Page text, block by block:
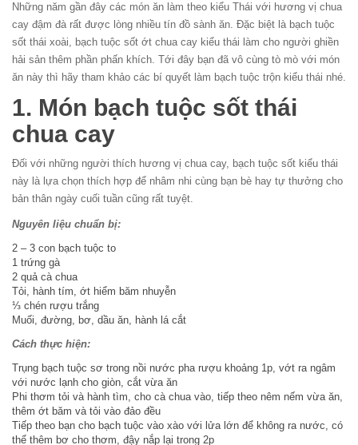
Những năm gần đây các món ăn làm theo kiểu Thái với hương vị chua
cay đậm đà rất được lòng nhiều tín đồ sành ăn. Đặc biệt là bạch tuộc
sốt thái xoài, bạch tuộc sốt ớt chua cay kiểu thái làm cho người ghiền
hải sản thêm phần phấn khích. Tới đây bạn đã vô cùng tò mò với món
ăn này thì hãy tham khảo các bí quyết làm bạch tuộc trộn kiểu thái nhé.
1. Món bạch tuộc sốt thái
chua cay
Đối với những người thích hương vị chua cay, bạch tuộc sốt kiểu thái
này là lựa chọn thích hợp để nhâm nhi cùng bạn bè hay tự thưởng cho
bản thân ngày cuối tuần cũng rất tuyệt.
Nguyên liệu chuẩn bị:
2 – 3 con bạch tuộc to
1 trứng gà
2 quả cà chua
Tỏi, hành tím, ớt hiểm băm nhuyễn
⅓ chén rượu trắng
Muối, đường, bơ, dầu ăn, hành lá cắt
Cách thực hiện:
Trụng bạch tuộc sơ trong nồi nước pha rượu khoảng 1p, vớt ra ngâm
với nước lạnh cho giòn, cắt vừa ăn
Phi thơm tỏi và hành tìm, cho cà chua vào, tiếp theo nêm nếm vừa ăn,
thêm ớt băm và tỏi vào đảo đều
Tiếp theo bạn cho bạch tuộc vào xào với lửa lớn để không ra nước, có
thể thêm bơ cho thơm, đậy nắp lại trong 2p